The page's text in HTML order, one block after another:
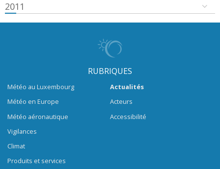
2011
RUBRIQUES
Météo au Luxembourg
Météo en Europe
Météo aéronautique
Vigilances
Climat
Produits et services
Actualités
Acteurs
Accessibilité